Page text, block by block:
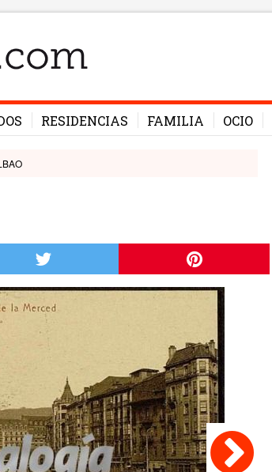
RESIDENCIAS FAMILIA OCIO